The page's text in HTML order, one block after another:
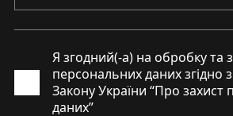
Я згодний(-а) на обробку та
персональних даних згідно
Закону України “Про захист
даних”